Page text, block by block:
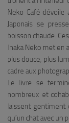
Neko Café dévoile
Japonais se
boisson chaude.
Inaka Neko met en
plus douce, plus
cadre aux
Le livre se
nombreux et
laissent gentiment
qu’un chat avec un